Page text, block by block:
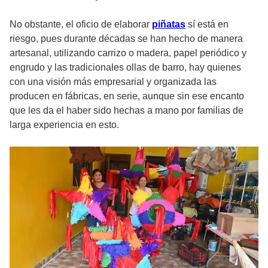
No obstante, el oficio de elaborar piñatas sí está en
riesgo, pues durante décadas se han hecho de manera
artesanal, utilizando carrizo o madera, papel periódico y
engrudo y las tradicionales ollas de barro, hay quienes
con una visión más empresarial y organizada las
producen en fábricas, en serie, aunque sin ese encanto
que les da el haber sido hechas a mano por familias de
larga experiencia en esto.